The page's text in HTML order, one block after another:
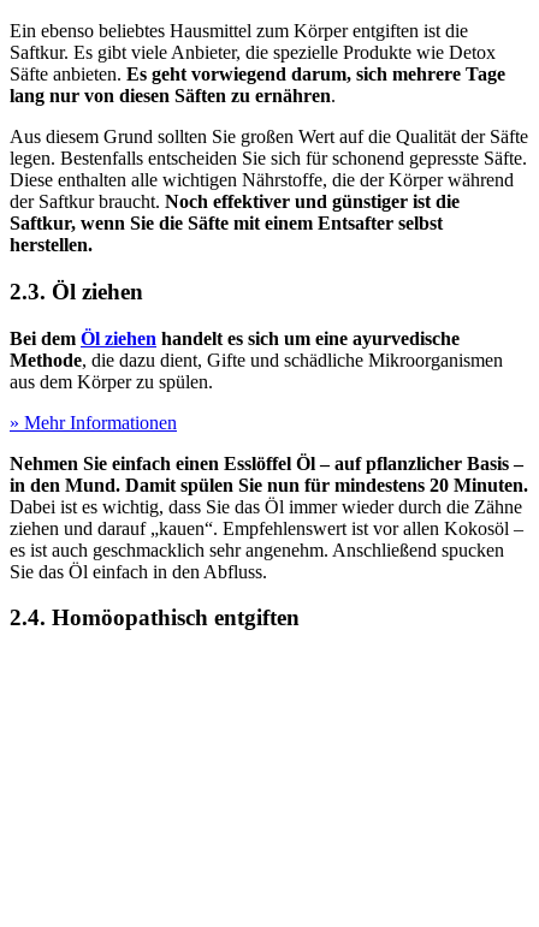
Ein ebenso beliebtes Hausmittel zum Körper entgiften ist die
Saftkur. Es gibt viele Anbieter, die spezielle Produkte wie Detox
Säfte anbieten. Es geht vorwiegend darum, sich mehrere Tage
lang nur von diesen Säften zu ernähren.
Aus diesem Grund sollten Sie großen Wert auf die Qualität der Säfte
legen. Bestenfalls entscheiden Sie sich für schonend gepresste Säfte.
Diese enthalten alle wichtigen Nährstoffe, die der Körper während
der Saftkur braucht. Noch effektiver und günstiger ist die
Saftkur, wenn Sie die Säfte mit einem Entsafter selbst
herstellen.
2.3. Öl ziehen
Bei dem Öl ziehen handelt es sich um eine ayurvedische
Methode, die dazu dient, Gifte und schädliche Mikroorganismen
aus dem Körper zu spülen.
» Mehr Informationen
Nehmen Sie einfach einen Esslöffel Öl – auf pflanzlicher Basis –
in den Mund. Damit spülen Sie nun für mindestens 20 Minuten.
Dabei ist es wichtig, dass Sie das Öl immer wieder durch die Zähne
ziehen und darauf „kauen“. Empfehlenswert ist vor allen Kokosöl –
es ist auch geschmacklich sehr angenehm. Anschließend spucken
Sie das Öl einfach in den Abfluss.
2.4. Homöopathisch entgiften